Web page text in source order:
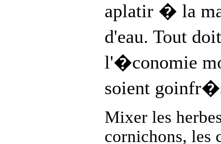
aplatir � la
d'eau. Tout
l'�conomie
soient
Mixer les
cornichons, les